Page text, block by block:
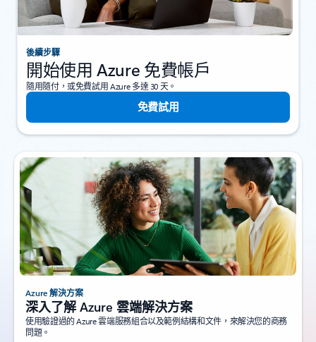
後續步驟
開始使用 Azure 免費帳戶
隨用隨付，或免費試用 Azure 多達 30 天。
免費試用
Azure 解決方案
深入了解 Azure 雲端解決方案
使用驗證過的 Azure 雲端服務組合以及範例結構和文件，來解決您的商務
問題。